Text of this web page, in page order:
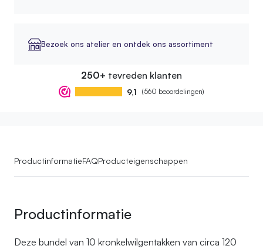
Bezoek ons atelier en ontdek ons assortiment
250+ tevreden klanten
9,1 (560 beoordelingen)
ProductinformatieFAQProducteigenschappen
Productinformatie
Deze bundel van 10 kronkelwilgentakken van circa 120